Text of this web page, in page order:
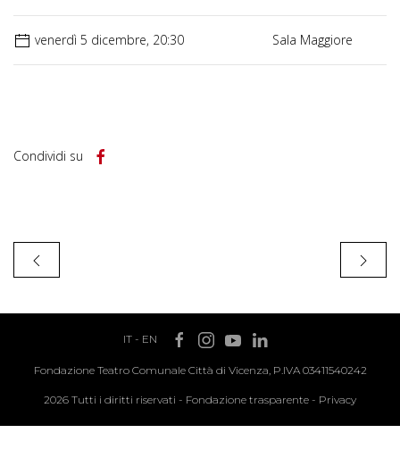
venerdì 5 dicembre, 20:30 Sala Maggiore
Condividi su
IT- EN
Fondazione Teatro Comunale Città di Vicenza, P.IVA 03411540242
2026 Tutti i diritti riservati - Fondazione trasparente - Privacy